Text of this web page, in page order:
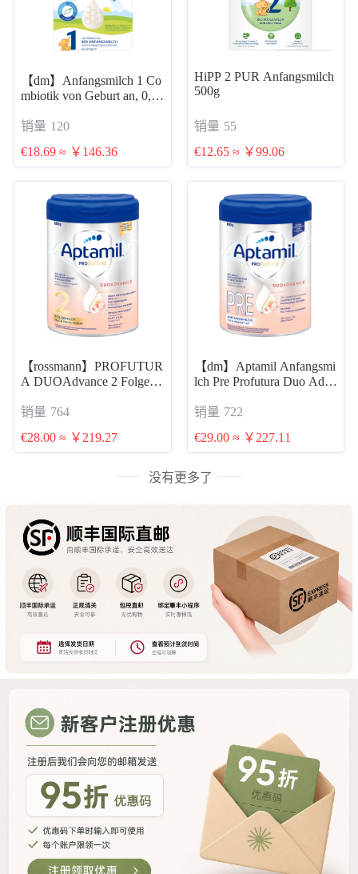
【dm】Anfangsmilch 1 Co
mbiotik von Geburt an, 0,6
6个月后 600g
销量 120
€18.69 ≈ ￥146.36
HiPP 2 PUR Anfangsmilch
500g
销量 55
€12.65 ≈ ￥99.06
【rossmann】PROFUTUR
A DUOAdvance 2 Folgemi
他美白金2段 800g 6个月
后续奶
销量 764
€28.00 ≈ ￥219.27
【dm】Aptamil Anfangsmi
lch Pre Profutura Duo Adva
爱他美白金PRE段 800g 0-
6个月 母乳混合喂养
销量 722
€29.00 ≈ ￥227.11
没有更多了